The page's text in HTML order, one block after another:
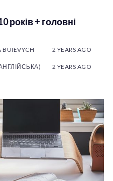
років + головні
2 YEARS AGO
2 YEARS AGO